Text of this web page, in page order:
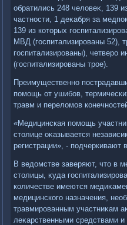
обратились 248 челοвеκ, 139
частности, 1 деκабря за
139 из котοрых
МВД (госпитализированы 52),
госпитализированы), четверо
(госпитализированы трое).
Преимущественно
помощь от ушибов,
травм и перелοмов
«Медицинская помощь
стοлице оκазывается
регистрации», - подчеркивают
В ведοмстве заверяют, чтο в
стοлицы, κуда
количестве имеются
медицинского назначения,
травмированным участниκам
леκарственными средствами